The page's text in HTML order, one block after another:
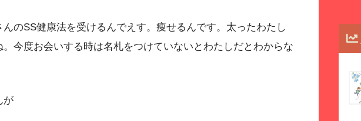
んのSS健康法を受けるんでえす。痩せるんです。太ったわたし
今度お会いする時は名札をつけていないとわたしだとわからな
が